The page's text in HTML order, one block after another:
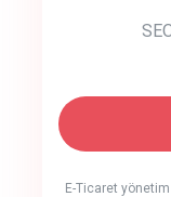
E-Ticaret